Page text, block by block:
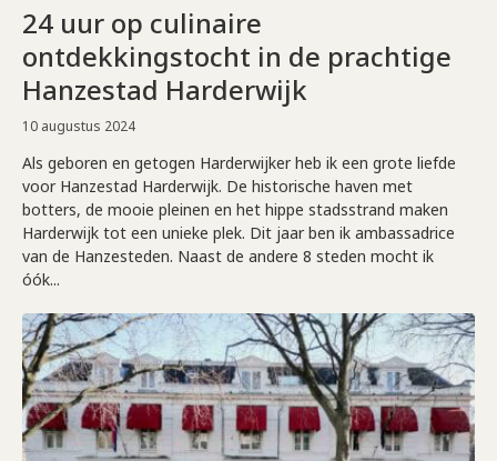
24 uur op culinaire
ontdekkingstocht in de prachtige
Hanzestad Harderwijk
10 augustus 2024
Als geboren en getogen Harderwijker heb ik een grote liefde
voor Hanzestad Harderwijk. De historische haven met
botters, de mooie pleinen en het hippe stadsstrand maken
Harderwijk tot een unieke plek. Dit jaar ben ik ambassadrice
van de Hanzesteden. Naast de andere 8 steden mocht ik
óók...